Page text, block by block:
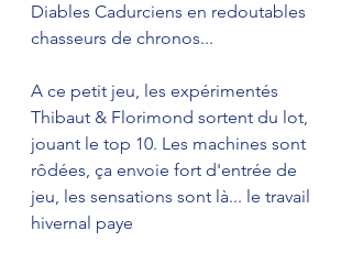
Diables Cadurciens en redoutables
chasseurs de chronos...
A ce petit jeu, les expérimentés
Thibaut & Florimond sortent du lot,
jouant le top 10. Les machines sont
rôdées, ça envoie fort d'entrée de
jeu, les sensations sont là... le travail
hivernal paye